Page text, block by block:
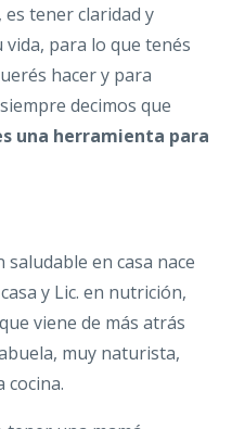
tener claridad y
para lo que tenés
hacer y para
decimos que
una herramienta para
en casa nace
y Lic. en nutrición,
viene de más atrás
muy naturista,
cocina.